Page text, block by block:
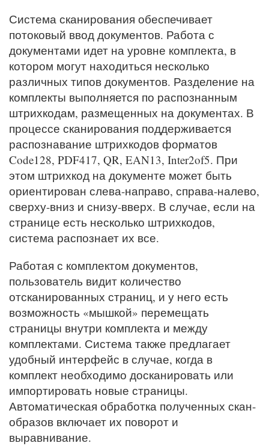
Система сканирования обеспечивает
потоковый ввод документов. Работа с
документами идет на уровне комплекта, в
котором могут находиться несколько
различных типов документов. Разделение на
комплекты выполняется по распознанным
штрихкодам, размещенных на документах. В
процессе сканирования поддерживается
распознавание штрихкодов форматов
Code128, PDF417, QR, EAN13, Inter2of5. При
этом штрихкод на документе может быть
ориентирован слева-направо, справа-налево,
сверху-вниз и снизу-вверх. В случае, если на
странице есть несколько штрихкодов,
система распознает их все.
Работая с комплектом документов,
пользователь видит количество
отсканированных страниц, и у него есть
возможность «мышкой» перемещать
страницы внутри комплекта и между
комплектами. Система также предлагает
удобный интерфейс в случае, когда в
комплект необходимо досканировать или
импортировать новые страницы.
Автоматическая обработка полученных скан-
образов включает их поворот и
выравнивание.